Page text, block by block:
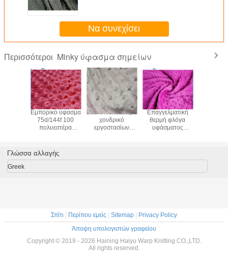
Να συνεχίσει
Περισσότεροι Minky ύφασμα σημείων
Εμπορικό ύφασμα
75d/144f 100
πολυεστέρα
100% πολυεστέρα
χονδρικό
εργοστασίων
κλωστοϋφαντουργικό
Επαγγελματική
θερμή φλόγα
υφάσματος
πλάτος
Γλώσσα αλλαγής
Greek
Σπίτι | Περίπου εμείς | Sitemap | Privacy Policy
Άποψη υπολογιστών γραφείου
Copyright © 2019 - 2026 Haining Haiyu Warp Knitting CO.,LTD.
All rights reserved.